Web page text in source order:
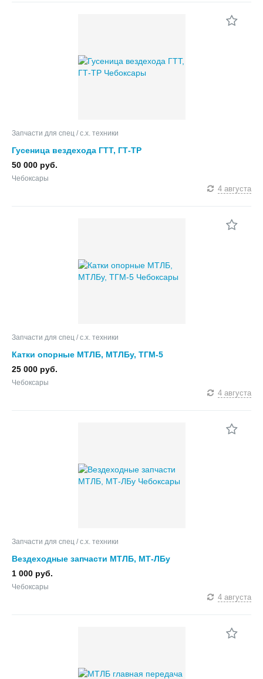
Запчасти для спец / с.х. техники
Гусеница вездехода ГТТ, ГТ-ТР
50 000 руб.
Чебоксары
4 августа
Запчасти для спец / с.х. техники
Катки опорные МТЛБ, МТЛБу, ТГМ-5
25 000 руб.
Чебоксары
4 августа
Запчасти для спец / с.х. техники
Вездеходные запчасти МТЛБ, МТ-ЛБу
1 000 руб.
Чебоксары
4 августа